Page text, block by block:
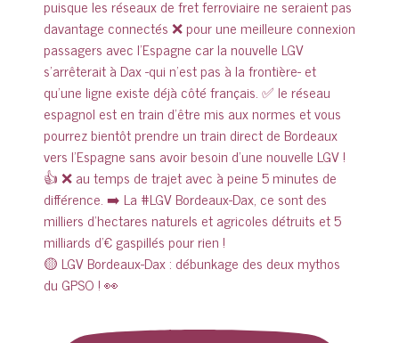
🟡 LGV Bordeaux-Dax : débunkage des deux mythos
du GPSO ! 👀